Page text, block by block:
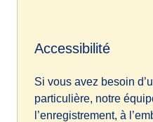
Accessibilité
Si vous avez besoin
particulière, notre
l’enregistrement, à